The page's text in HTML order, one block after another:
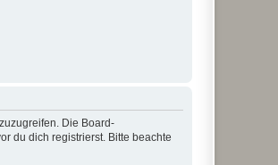
Die Board-
du dich registrierst. Bitte beachte